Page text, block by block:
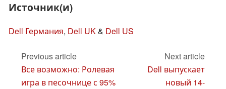
Источник(и)
Dell Германия, Dell UK& Dell US
Previous article
Все возможно: Ролевая
игра в песочнице с 95%
Next article
Dell выпускает
новый 14-